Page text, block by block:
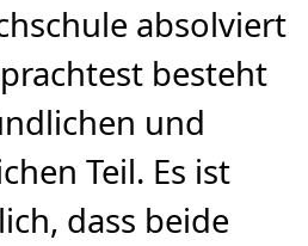
absolviert
besteht
und
Teil. Es ist
dass beide